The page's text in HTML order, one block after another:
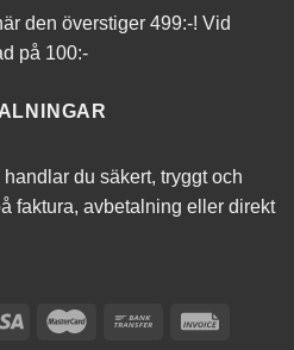
den överstiger 499:-! Vid
på 100:-
du säkert, tryggt och
faktura, avbetalning eller direkt